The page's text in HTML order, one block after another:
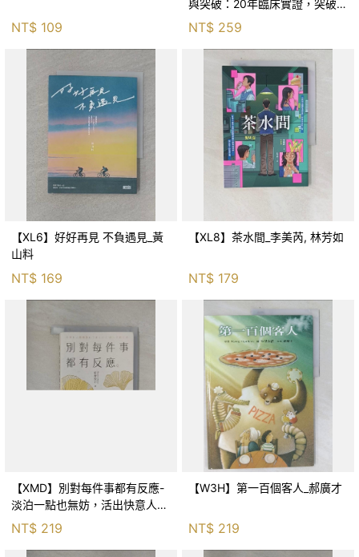
NT$ 109
與突破：20年臨床實證，突破排
寒盲點，防治疫毒流感的中醫養
命方略！_李璧如
NT$ 259
【XL6】好好再見 不負遇見_黃
山料
NT$ 169
【XL8】茶水間_李美芮, 林芳如
NT$ 179
【XMD】別對每件事都有反應-
淡泊一點也無妨，活出快意人生
的99個禪練習！_枡野俊明, 黃
薇嬪
NT$ 219
【W3H】第一百個客人_郝廣才
NT$ 219